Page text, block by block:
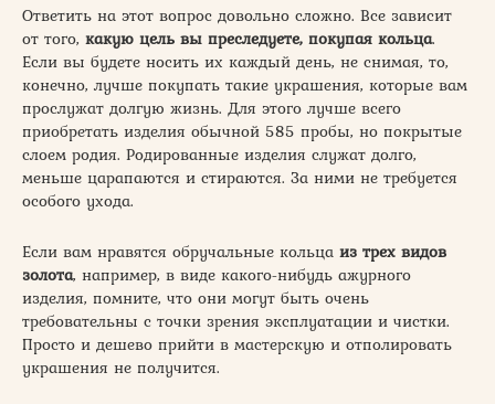
Ответить на этот вопрос довольно сложно. Все зависит
от того, какую цель вы преследуете, покупая кольца.
Если вы будете носить их каждый день, не снимая, то,
конечно, лучше покупать такие украшения, которые вам
прослужат долгую жизнь. Для этого лучше всего
приобретать изделия обычной 585 пробы, но покрытые
слоем родия. Родированные изделия служат долго,
меньше царапаются и стираются. За ними не требуется
особого ухода.
Если вам нравятся обручальные кольца из трех видов
золота, например, в виде какого-нибудь ажурного
изделия, помните, что они могут быть очень
требовательны с точки зрения эксплуатации и чистки.
Просто и дешево прийти в мастерскую и отполировать
украшения не получится.